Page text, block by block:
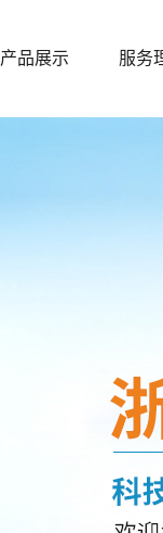
产品展示 服务